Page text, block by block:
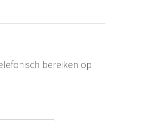
bereiken op